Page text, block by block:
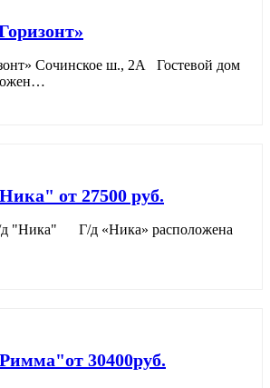
Сочинское ш., 2А Гостевой дом
…
от 27500 руб.
"Ника" Г/д «Ника» расположена
30400руб.